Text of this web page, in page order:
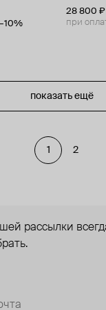
28 800 ₽
при
показать ещё
1 2
рассылки